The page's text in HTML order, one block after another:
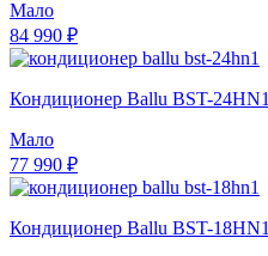
Мало
84 990 ₽
Кондиционер Ballu BST-24HN1
Мало
77 990 ₽
Кондиционер Ballu BST-18HN1